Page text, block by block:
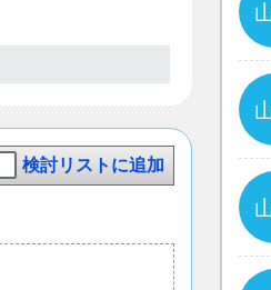
検討リストに追加